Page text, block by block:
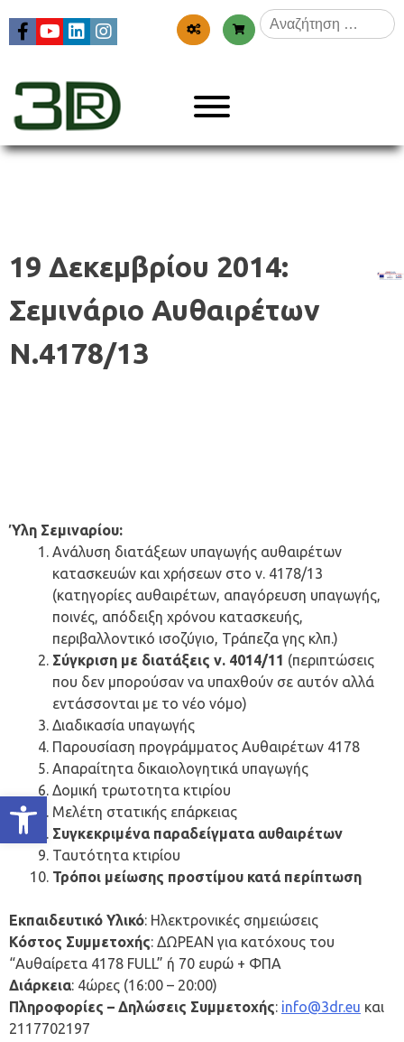
Ανοίξτε τη γραμμή εργαλείων
Αναζήτηση
για:
3dr
19 Δεκεμβρίου 2014:
Σεμινάριο Αυθαιρέτων
Ν.4178/13
Ύλη Σεμιναρίου:
Ανάλυση διατάξεων υπαγωγής αυθαιρέτων
κατασκευών και χρήσεων στο ν. 4178/13
(κατηγορίες αυθαιρέτων, απαγόρευση υπαγωγής,
ποινές, απόδειξη χρόνου κατασκευής,
περιβαλλοντικό ισοζύγιο, Τράπεζα γης κλπ.)
Σύγκριση με διατάξεις ν. 4014/11 (περιπτώσεις
που δεν μπορούσαν να υπαχθούν σε αυτόν αλλά
εντάσσονται με το νέο νόμο)
Διαδικασία υπαγωγής
Παρουσίαση προγράμματος Αυθαιρέτων 4178
Απαραίτητα δικαιολογητικά υπαγωγής
Δομική τρωτοτητα κτιρίου
Μελέτη στατικής επάρκειας
Συγκεκριμένα παραδείγματα αυθαιρέτων
Ταυτότητα κτιρίου
Τρόποι μείωσης προστίμου κατά περίπτωση
Εκπαιδευτικό Υλικό: Ηλεκτρονικές σημειώσεις
Κόστος Συμμετοχής: ΔΩΡΕΑΝ για κατόχους του
“Αυθαίρετα 4178 FULL” ή 70 ευρώ + ΦΠΑ
Διάρκεια: 4ώρες (16:00 – 20:00)
Πληροφορίες – Δηλώσεις Συμμετοχής: info@3dr.eu και
2117702197